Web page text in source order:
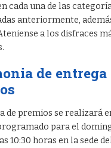
cada una de las
anteriormente,
a los disfraces
de entrega
de premios se realizará
para el
10:30 horas en la sede